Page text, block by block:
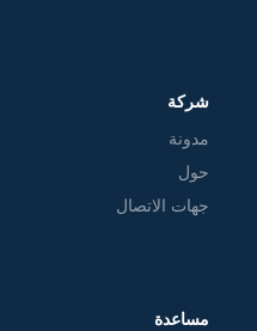
شركة
مدونة
حول
جهات الاتصال
مساعدة